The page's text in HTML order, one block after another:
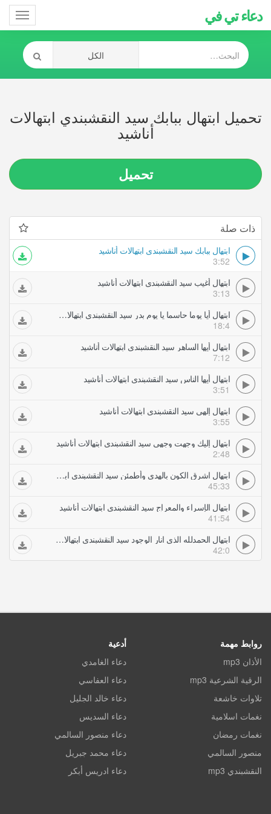
دعاء تي في
تحميل ابتهال ببابك سيد النقشبندي ابتهالات
أناشيد
تحميل
ذات صلة
ابتهال ببابك سيد النقشبندي ابتهالات أناشيد
3:52
ابتهال أغيب سيد النقشبندي ابتهالات أناشيد
3:13
ابتهال أيا يوما حاسما يا يوم بدر سيد النقشبندي ابتهالات أناشيد
18:4
ابتهال أيها الساهر سيد النقشبندي ابتهالات أناشيد
7:12
ابتهال أيها الناس سيد النقشبندي ابتهالات أناشيد
3:51
ابتهال إلهي سيد النقشبندي ابتهالات أناشيد
3:55
ابتهال إليك وجهت وجهي سيد النقشبندي ابتهالات أناشيد
2:48
ابتهال اشرق الكون بالهدى وأطمئن سيد النقشبندي ابتهالات أناشيد
45:33
ابتهال الإسراء والمعراج سيد النقشبندي ابتهالات أناشيد
41:54
ابتهال الحمدلله الذي انار الوجود سيد النقشبندي ابتهالات أناشيد
42:0
روابط مهمة
الأذان mp3
الرقية الشرعية mp3
تلاوات خاشعة
نغمات اسلامية
نغمات رمضان
منصور السالمي
النقشبندي mp3
أدعية
دعاء الغامدي
دعاء العفاسي
دعاء خالد الجليل
دعاء السديس
دعاء منصور السالمي
دعاء محمد جبريل
دعاء ادريس أبكر